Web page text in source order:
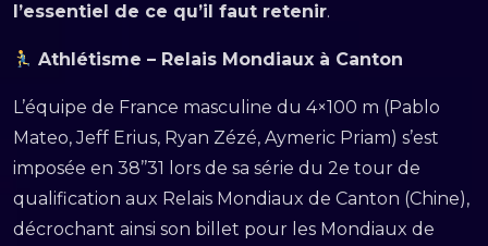
l’essentiel de ce qu’il faut retenir.
Athlétisme – Relais Mondiaux à Canton
L’équipe de France masculine du 4×100 m (Pablo
Mateo, Jeff Erius, Ryan Zézé, Aymeric Priam) s’est
imposée en 38’’31 lors de sa série du 2e tour de
qualification aux Relais Mondiaux de Canton (Chine),
décrochant ainsi son billet pour les Mondiaux de